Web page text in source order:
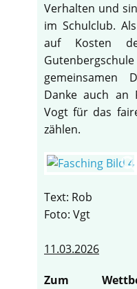
Verhalten und
im Schulclub.
auf Kosten
gemeinsamen
Danke auch an
Vogt für das
zählen.
Text: Rob
Foto: Vgt
11.03.2026
Zum